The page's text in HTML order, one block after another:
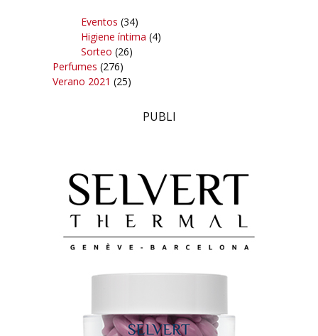
Eventos (34)
Higiene íntima (4)
Sorteo (26)
Perfumes (276)
Verano 2021 (25)
PUBLI